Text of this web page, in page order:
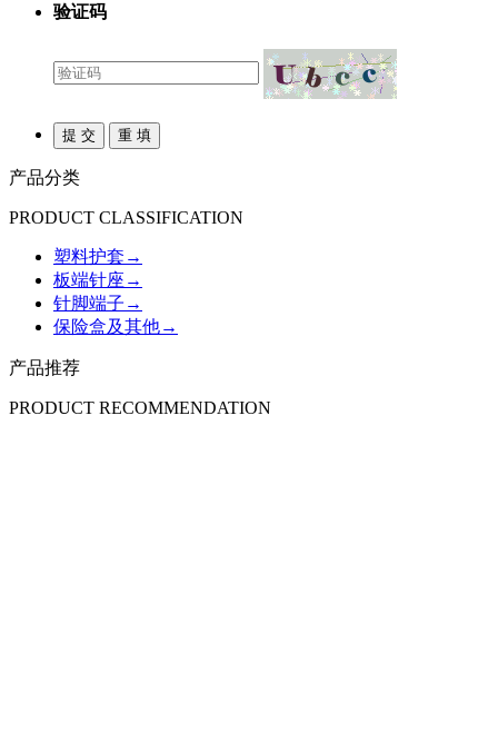
验证码
产品分类
PRODUCT CLASSIFICATION
塑料护套 →
板端针座 →
针脚端子 →
保险盒及其他→
产品推荐
PRODUCT RECOMMENDATION